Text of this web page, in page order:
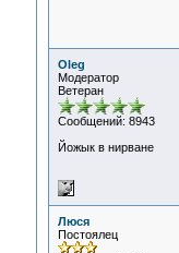
Oleg
Модератор
Ветеран
Сообщений: 8943
Йожык в нирване
Люся
Постоялец